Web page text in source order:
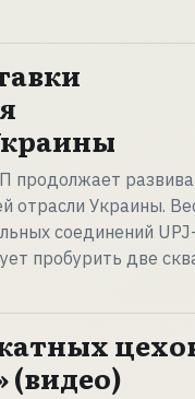
продолжает
отрасли Украины.
соединений
пробурить две
(видео)